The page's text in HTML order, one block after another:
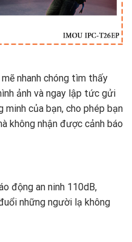
nhanh chóng tìm thấy
ảnh và ngay lập tức gửi
của bạn, cho phép bạn
không nhận được cảnh báo
động an ninh 110dB,
những người lạ không